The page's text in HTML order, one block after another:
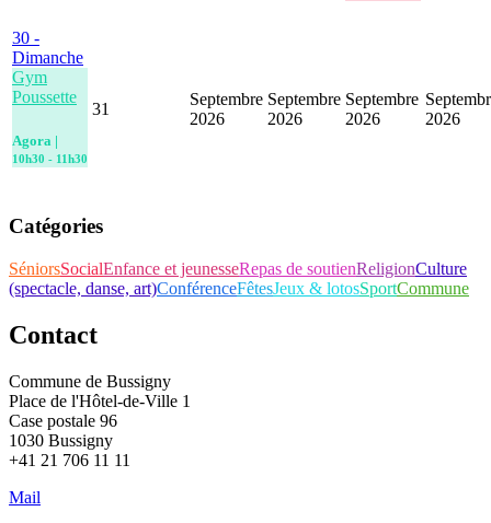
30 -
Dimanche
Gym
Poussette
Agora |
10h30 - 11h30
31
Septembre
2026
Septembre
2026
Septembre
2026
2026
Catégories
SéniorsSocialEnfance et jeunesseRepas de soutienReligionCulture
(spectacle, danse, art)ConférenceFêtesJeux & lotosSportCommune
Contact
Commune de Bussigny
Place de l'Hôtel-de-Ville 1
Case postale 96
1030 Bussigny
+41 21 706 11 11
Mail